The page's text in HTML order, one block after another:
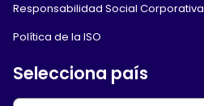
Responsabilidad Social Corporativa
Política de la ISO
Selecciona país